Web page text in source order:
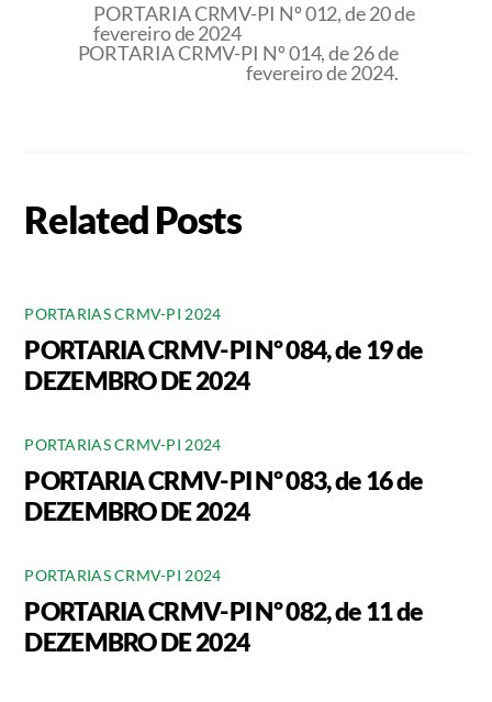
PORTARIA CRMV-PI Nº 012, de 20 de
fevereiro de 2024
PORTARIA CRMV-PI Nº 014, de 26 de
fevereiro de 2024.
Related Posts
PORTARIAS CRMV-PI 2024
PORTARIA CRMV-PI Nº 084, de 19 de
DEZEMBRO DE 2024
PORTARIAS CRMV-PI 2024
PORTARIA CRMV-PI Nº 083, de 16 de
DEZEMBRO DE 2024
PORTARIAS CRMV-PI 2024
PORTARIA CRMV-PI Nº 082, de 11 de
DEZEMBRO DE 2024